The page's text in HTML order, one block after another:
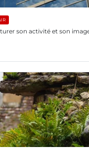
son activité et son